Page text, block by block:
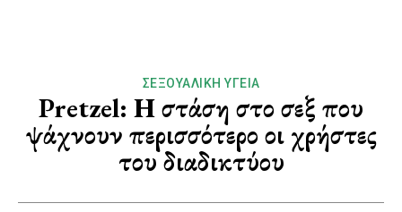
ΣΕΞΟΥΑΛΙΚΉ ΥΓΕΊΑ
Pretzel: Η στάση στο σεξ που
ψάχνουν περισσότερο οι χρήστες
του διαδικτύου